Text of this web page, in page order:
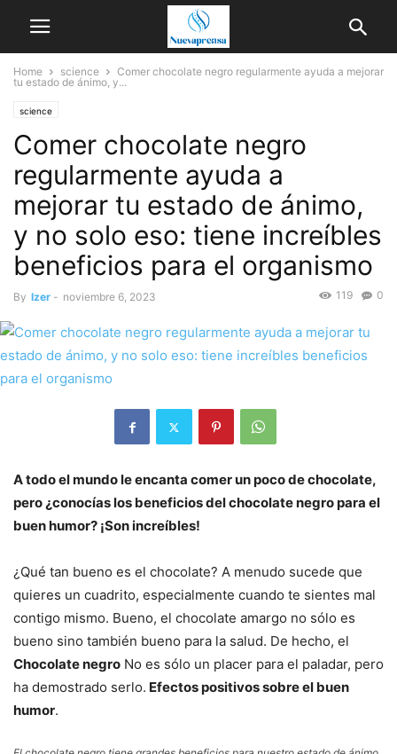
Home science
Comer chocolate negro regularmente ayuda a mejorar
tu estado de ánimo, y...
science
Comer chocolate negro
regularmente ayuda a
mejorar tu estado de ánimo,
y no solo eso: tiene increíbles
beneficios para el organismo
By Izer - noviembre 6, 2023 0
119
A todo el mundo le encanta comer un poco de chocolate,
pero ¿conocías los beneficios del chocolate negro para el
buen humor? ¡Son increíbles!
¿Qué tan bueno es el chocolate? A menudo sucede que
quieres un cuadrito, especialmente cuando te sientes mal
contigo mismo. Bueno, el chocolate amargo no sólo es
bueno sino también bueno para la salud. De hecho, el
Chocolate negro No es sólo un placer para el paladar, pero
ha demostrado serlo. Efectos positivos sobre el buen
humor.